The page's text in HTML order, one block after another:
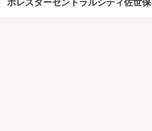
ポレスターセントラルシティ佐世保